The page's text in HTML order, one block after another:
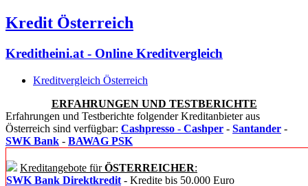
Kredit Österreich
Kreditheini.at - Online Kreditvergleich
Kreditvergleich Österreich
ERFAHRUNGEN UND TESTBERICHTE
Erfahrungen und Testberichte folgender Kreditanbieter aus
Österreich sind verfügbar: Cashpresso - Cashper - Santander -
SWK Bank - BAWAG PSK
Kreditangebote fürÖSTERREICHER:
SWK Bank Direktkredit - Kredite bis 50.000 Euro